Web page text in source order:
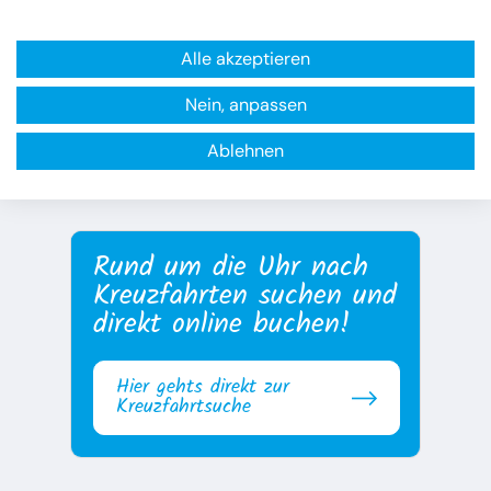
Rund um die Uhr nach
Kreuzfahrten suchen und
direkt online buchen!
Hier gehts direkt zur
Kreuzfahrtsuche
Alle akzeptieren
Nein, anpassen
Ablehnen